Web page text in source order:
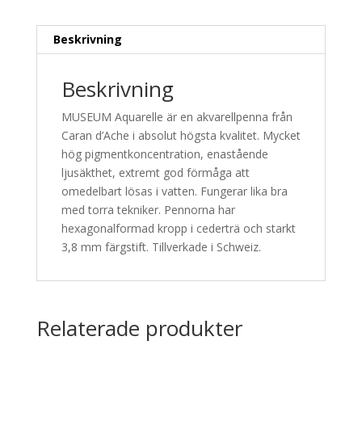
Beskrivning
Beskrivning
MUSEUM Aquarelle är en akvarellpenna från
Caran d’Ache i absolut högsta kvalitet. Mycket
hög pigmentkoncentration, enastående
ljusäkthet, extremt god förmåga att
omedelbart lösas i vatten. Fungerar lika bra
med torra tekniker. Pennorna har
hexagonalformad kropp i cederträ och starkt
3,8 mm färgstift. Tillverkade i Schweiz.
Relaterade produkter